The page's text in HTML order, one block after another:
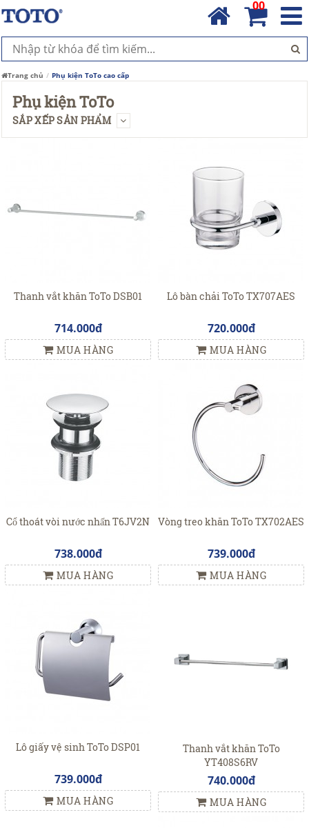
00
Trang chủ Phụ kiện ToTo cao cấp
Phụ kiện ToTo
SẮP XẾP SẢN PHẨM
Thanh vắt khăn ToTo DSB01
714.000đ
MUA HÀNG
Lô bàn chải ToTo TX707AES
720.000đ
MUA HÀNG
Cổ thoát vòi nước nhấn T6JV2N
738.000đ
MUA HÀNG
Vòng treo khăn ToTo TX702AES
739.000đ
MUA HÀNG
Lô giấy vệ sinh ToTo DSP01
739.000đ
MUA HÀNG
Thanh vắt khăn ToTo
YT408S6RV
740.000đ
MUA HÀNG